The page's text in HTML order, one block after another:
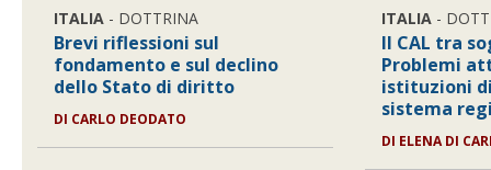
ITALIA - DOTTRINA
Brevi riflessioni sul
fondamento e sul declino
dello Stato di diritto
DI CARLO DEODATO
ITALIA -
Il CAL tra
Problemi
istituzioni
sistema
DI ELENA DI